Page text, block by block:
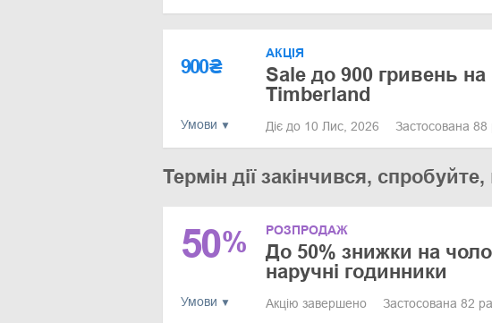
900₴
Умови
АКЦІЯ
Sale до 900 гривень
Timberland
Діє до 10 Лис, 2026 Застосована 88
Термін дії закінчився,
50%
Умови
РОЗПРОДАЖ
До 50% знижки на
наручні годинники
Акцію завершено Застосована 82